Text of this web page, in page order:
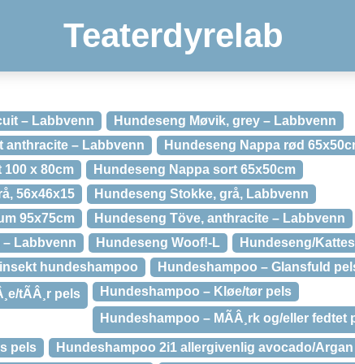
Teaterdyrelab
– Labbvenn
Hundeseng Møvik, grey – Labbvenn
anthracite – Labbvenn
Hundeseng Nappa rød
100 x 80cm
Hundeseng Nappa sort 65x50cm
56x46x15
Hundeseng Stokke, grå, Labbvenn
95x75cm
Hundeseng Töve, anthracite – Labbvenn
– Labbvenn
Hundeseng Woof!-L
Hundeseng/
hundeshampoo
Hundeshampoo – Glansfuld
tÃÂ¸r pels
Hundeshampoo – Kløe/tør pels
Hundeshampoo – MÃÂ¸rk og/eller fedtet
pels
Hundeshampoo 2i1 allergivenlig avocado/Argan